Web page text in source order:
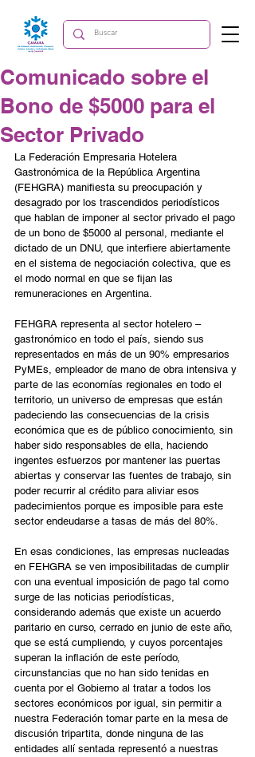
Comunicado sobre el
Bono de $5000 para el
Sector Privado
La Federación Empresaria Hotelera
Gastronómica de la República Argentina
(FEHGRA) manifiesta su preocupación y
desagrado por los trascendidos periodísticos
que hablan de imponer al sector privado el pago
de un bono de $5000 al personal, mediante el
dictado de un DNU, que interfiere abiertamente
en el sistema de negociación colectiva, que es
el modo normal en que se fijan las
remuneraciones en Argentina.
FEHGRA representa al sector hotelero –
gastronómico en todo el país, siendo sus
representados en más de un 90% empresarios
PyMEs, empleador de mano de obra intensiva y
parte de las economías regionales en todo el
territorio, un universo de empresas que están
padeciendo las consecuencias de la crisis
económica que es de público conocimiento, sin
haber sido responsables de ella, haciendo
ingentes esfuerzos por mantener las puertas
abiertas y conservar las fuentes de trabajo, sin
poder recurrir al crédito para aliviar esos
padecimientos porque es imposible para este
sector endeudarse a tasas de más del 80%.
En esas condiciones, las empresas nucleadas
en FEHGRA se ven imposibilitadas de cumplir
con una eventual imposición de pago tal como
surge de las noticias periodísticas,
considerando además que existe un acuerdo
paritario en curso, cerrado en junio de este año,
que se está cumpliendo, y cuyos porcentajes
superan la inflación de este período,
circunstancias que no han sido tenidas en
cuenta por el Gobierno al tratar a todos los
sectores económicos por igual, sin permitir a
nuestra Federación tomar parte en la mesa de
discusión tripartita, donde ninguna de las
entidades allí sentada representó a nuestras